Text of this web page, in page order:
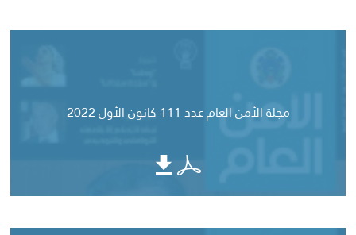
مجلة الأمن العام عدد 111 كانون الأول 2022